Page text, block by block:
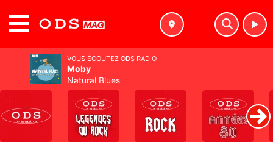
VOUS ÉCOUTEZ ODS RADIO
Moby
Natural Blues